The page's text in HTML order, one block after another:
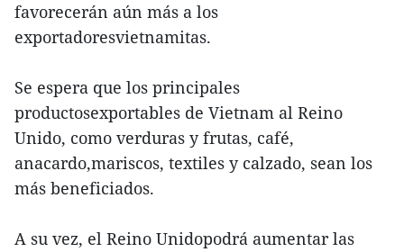
favorecerán aún más a los
exportadoresvietnamitas.
Se espera que los principales
productosexportables de Vietnam al Reino
Unido, como verduras y frutas, café,
anacardo,mariscos, textiles y calzado, sean los
más beneficiados.
A su vez, el Reino Unidopodrá aumentar las